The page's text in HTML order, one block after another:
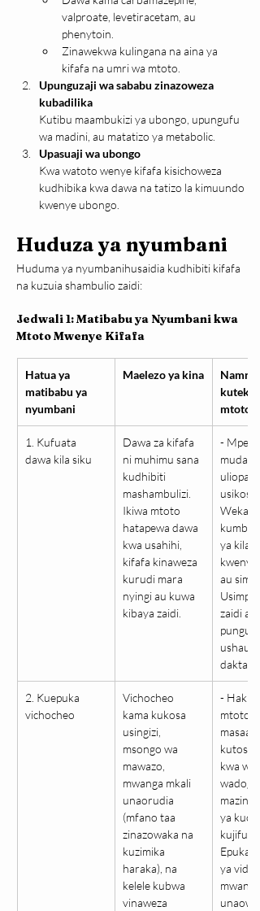
valproate, levetiracetam, au
phenytoin.
Zinawekwa kulingana na aina ya
kifafa na umri wa mtoto.
Upunguzaji wa sababu zinazoweza
kubadilika
Kutibu maambukizi ya ubongo, upungufu
wa madini, au matatizo ya metabolic.
Upasuaji wa ubongo
Kwa watoto wenye kifafa kisichoweza
kudhibika kwa dawa na tatizo la kimuundo
kwenye ubongo.
Huduza ya nyumbani
Huduma ya nyumbanihusaidia kudhibiti kifafa
na kuzuia shambulio zaidi:
Jedwali 1: Matibabu ya Nyumbani kwa
Mtoto Mwenye Kifafa
Hatua ya
matibabu ya
nyumbani
Maelezo ya kina
Namna
mtoto
1. Kufuata
dawa kila siku
Dawa za kifafa
ni muhimu sana
kudhibiti
mashambulizi.
Ikiwa mtoto
hatapewa dawa
kwa usahihi,
kifafa kinaweza
kurudi mara
nyingi au kuwa
kibaya zaidi.
- Mpe
muda
usikose
Weka
ya kila
kwenye
au simu.
Usimpe
zaidi au
ushauri
daktari.
2. Kuepuka
vichocheo
Vichocheo
kama kukosa
usingizi,
msongo wa
mawazo,
mwanga mkali
unaorudia
(mfano taa
zinazowaka na
kuzimika
haraka), na
kelele kubwa
vinaweza
-
mtoto
masaa ya
kwa
ya
Epuka
ya
mwanga